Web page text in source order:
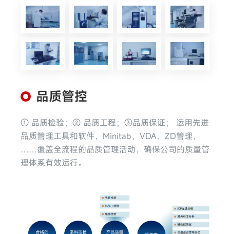
品质管控
① 品质检验；② 品质工程；③品质保证； 运用先进
品质管理工具和软件，Minitab，VDA，ZD管理，
……覆盖全流程的品质管理活动，确保公司的质量管
理体系有效运行。